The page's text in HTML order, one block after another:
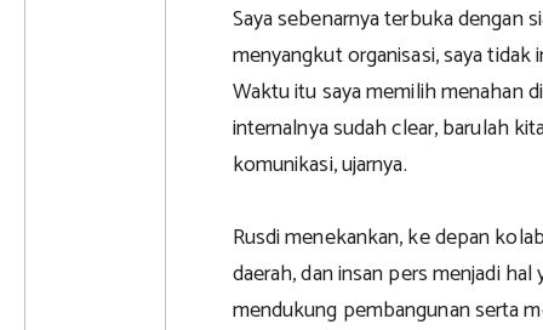
Saya sebenarnya terbuka dengan
menyangkut organisasi, saya
Waktu itu saya memilih menahan
internalnya sudah clear, barulah
komunikasi, ujarnya.
Rusdi menekankan, ke depan
daerah, dan insan pers menjadi
mendukung pembangunan serta